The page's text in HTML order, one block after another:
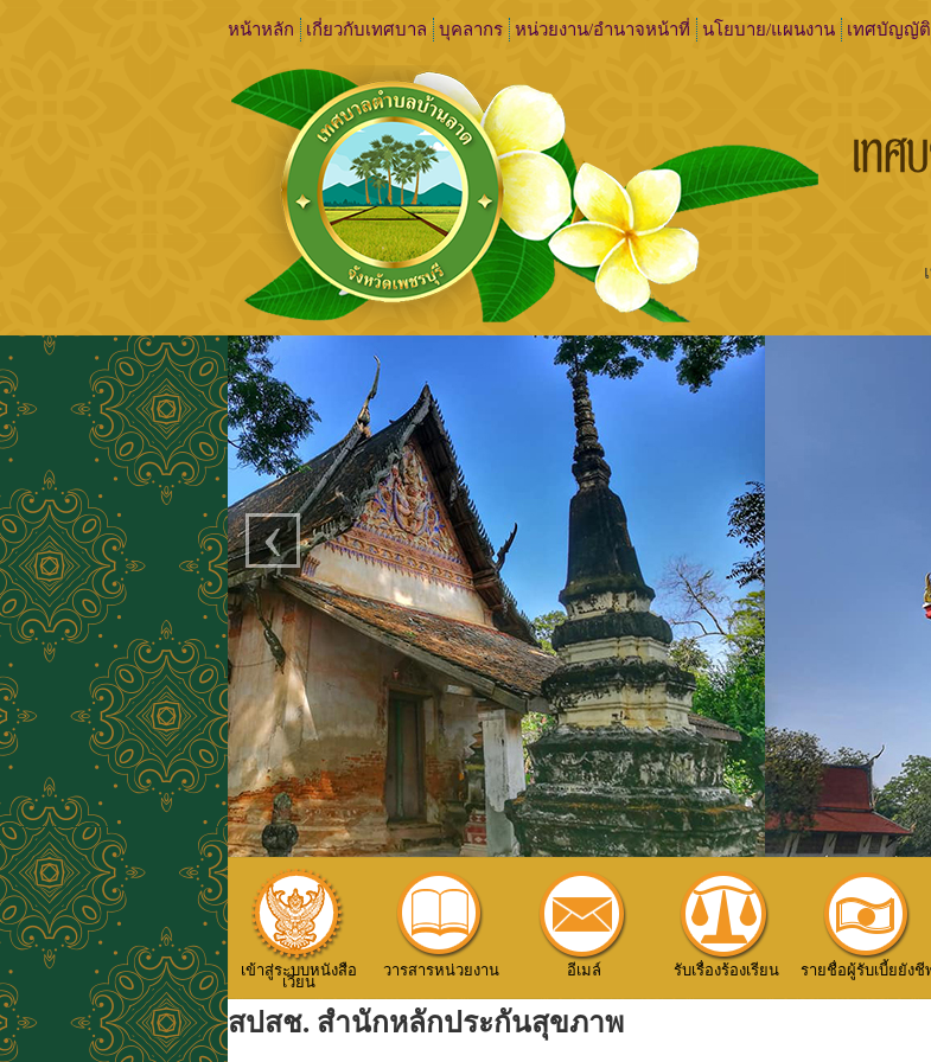
หน้าหลัก เกี่ยวกับเทศบาล บุคลากร หน่วยงาน/อำนาจหน้าที่ นโยบาย/แผนงาน เทศบัญญัติ
‹
เข้าสู่ระบบหนังสือ
เวียน
วารสารหน่วยงาน อีเมล์ รับเรื่องร้องเรียน รายชื่อผู้รับเบี้ยยังชี
สปสช. สำนักหลักประกันสุขภาพ